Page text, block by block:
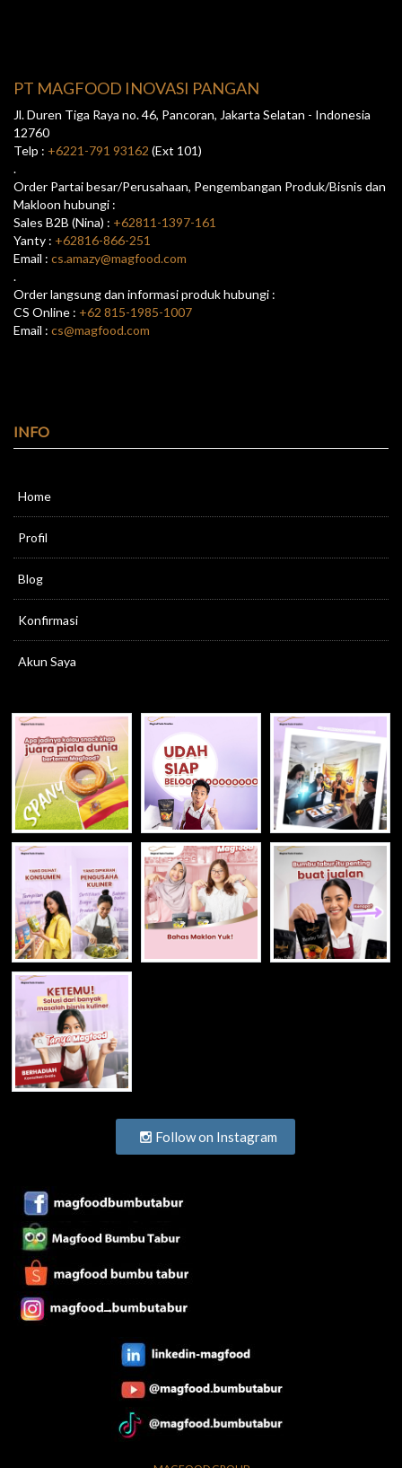
PT MAGFOOD INOVASI PANGAN
Jl. Duren Tiga Raya no. 46, Pancoran, Jakarta Selatan - Indonesia
12760
Telp : +6221-791 93162 (Ext 101)
.
Order Partai besar/Perusahaan, Pengembangan Produk/Bisnis dan
Makloon hubungi :
Sales B2B (Nina) : +62811-1397-161
Yanty : +62816-866-251
Email : cs.amazy@magfood.com
.
Order langsung dan informasi produk hubungi :
CS Online : +62 815-1985-1007
Email : cs@magfood.com
INFO
Home
Profil
Blog
Konfirmasi
Akun Saya
Follow on Instagram